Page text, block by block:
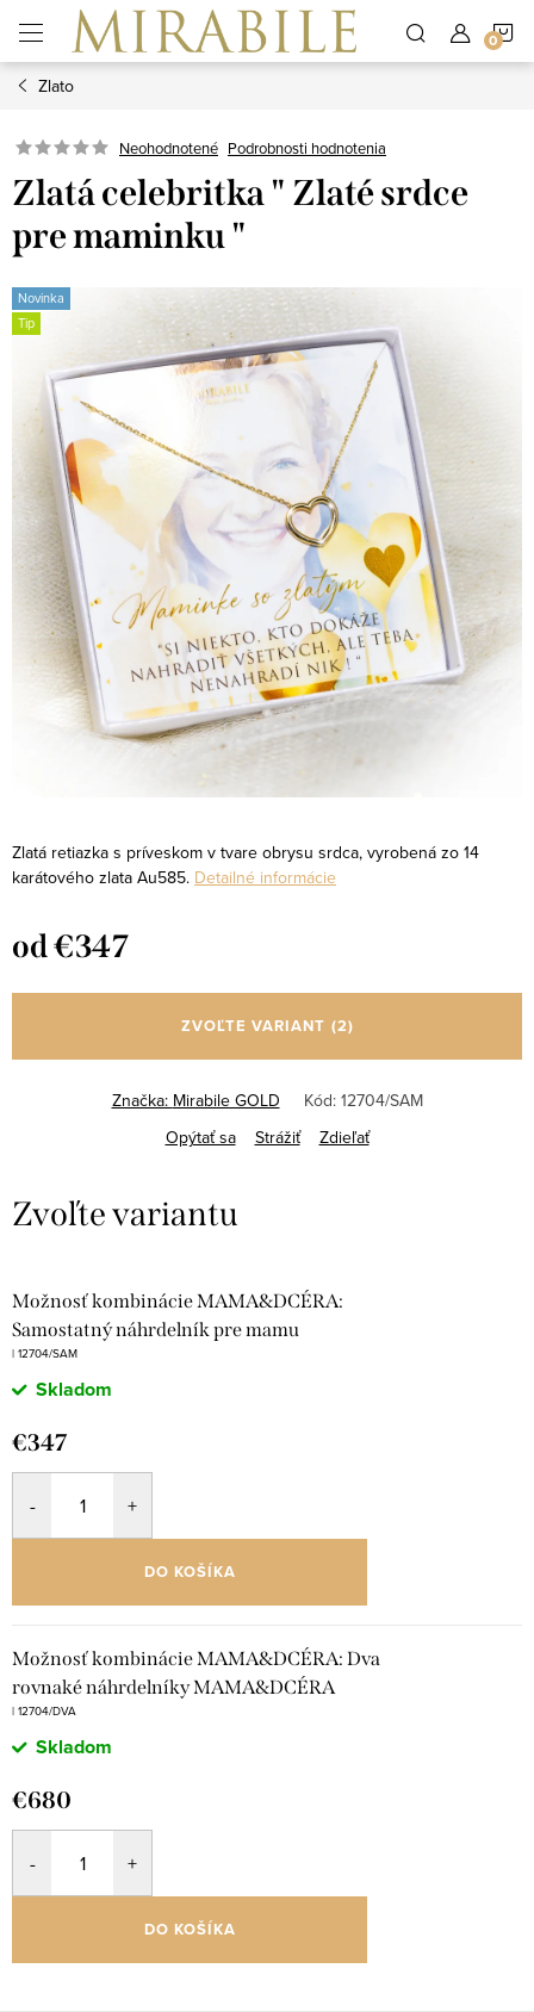
obsah
Zlato
Neohodnotené Podrobnosti hodnotenia
Zlatá celebritka " Zlaté srdce
pre maminku "
Novinka
Tip
Zlatá retiazka s príveskom v tvare obrysu srdca, vyrobená zo 14
karátového zlata Au585. Detailné informácie
od€347
cena:
ZVOĽTE VARIANT (2)
Značka: Mirabile GOLD Kód: 12704/SAM
Opýtať sa
Strážiť Zdieľať
Možnosť kombinácie MAMA&DCÉRA:
Samostatný náhrdelník pre mamu
| 12704/SAM
Skladom
€347
DO KOŠÍKA
Možnosť kombinácie MAMA&DCÉRA: Dva
rovnaké náhrdelníky MAMA&DCÉRA
| 12704/DVA
Skladom
€680
DO KOŠÍKA